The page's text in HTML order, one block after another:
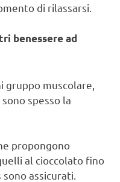
di rilassarsi.
benessere ad
gruppo muscolare,
spesso la
propongono
al cioccolato fino
assicurati.